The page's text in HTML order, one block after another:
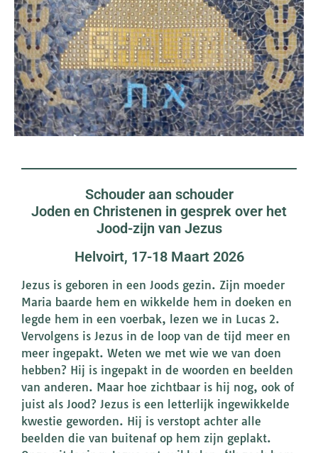
Schouder aan schouder
Joden en Christenen in gesprek over het
Jood-zijn van Jezus
Helvoirt, 17-18 Maart 2026
Jezus is geboren in een Joods gezin. Zijn moeder
Maria baarde hem en wikkelde hem in doeken en
legde hem in een voerbak, lezen we in Lucas 2.
Vervolgens is Jezus in de loop van de tijd meer en
meer ingepakt. Weten we met wie we van doen
hebben? Hij is ingepakt in de woorden en beelden
van anderen. Maar hoe zichtbaar is hij nog, ook of
juist als Jood? Jezus is een letterlijk ingewikkelde
kwestie geworden. Hij is verstopt achter alle
beelden die van buitenaf op hem zijn geplakt.